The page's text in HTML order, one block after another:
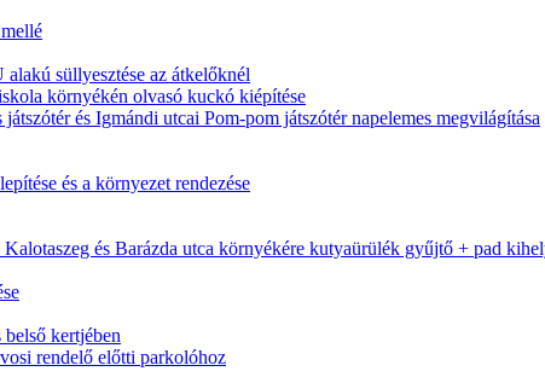
süllyesztése az átkelőknél
környékén olvasó kuckó kiépítése
és Igmándi utcai Pom-pom játszótér napelemes megvilágítása
és a környezet rendezése
és Barázda utca környékére kutyaürülék gyűjtő + pad
kertjében
rendelő előtti parkolóhoz